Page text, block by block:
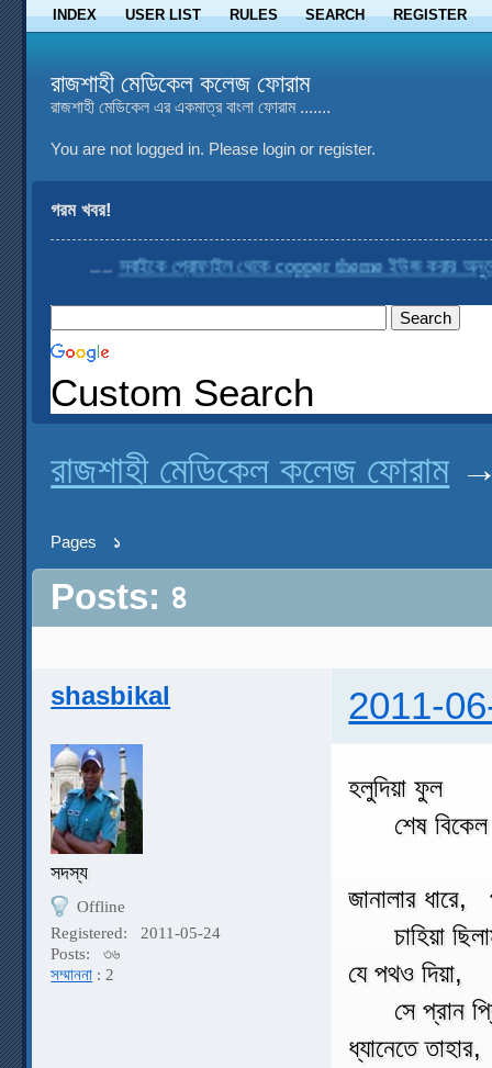
INDEX USER LIST RULES SEARCH REGISTER
রাজশাহী মেডিকেল কলেজ ফোরাম
রাজশাহী মেডিকেল এর একমাত্র বাংলা ফোরাম .......
You are not logged in. Please login or register.
গরম খবর!
সবাইকে প্রোফাইল থেকে copper theme ইউজ করার অনুরোধ
Custom Search
রাজশাহী মেডিকেল কলেজ ফোরাম
Pages ১
Posts: ৪
shasbikal 2011-
সদস্য
Offline
Registered:
2011-05-24
Posts:
৩৬
সম্মাননা : 2
হলুদিয়া ফুল
শেষ বিকেল
জানালার ধারে,
চাহিয়া
যে পথও দিয়া,
সে প্রান
ধ্যানেতে